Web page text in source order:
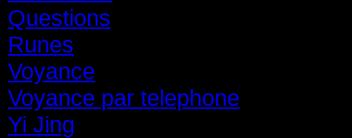
Questions
Runes
Voyance
Voyance par telephone
Yi Jing